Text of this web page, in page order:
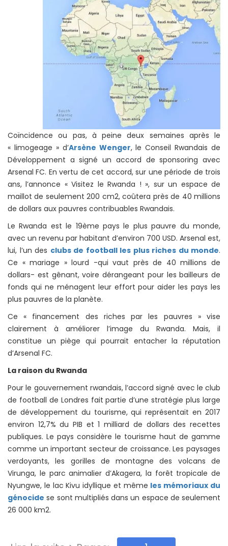
Coïncidence ou pas, à peine deux semaines après le
« limogeage » d’Arsène Wenger, le Conseil Rwandais de
Développement a signé un accord de sponsoring avec
Arsenal FC. En vertu de cet accord, sur une période de trois
ans, l’annonce « Visitez le Rwanda ! », sur un espace de
maillot de seulement 200 cm2, coûtera près de 40 millions
de dollars aux pauvres contribuables Rwandais.
Le Rwanda est le 19ème pays le plus pauvre du monde,
avec un revenu par habitant d’environ 700 USD. Arsenal est,
lui, l’un des clubs de football les plus riches du monde.
Ce « mariage » lourd -qui vaut près de 40 millions de
dollars- est gênant, voire dérangeant pour les bailleurs de
fonds qui ne ménagent leur effort pour aider les pays les
plus pauvres de la planète.
Ce « financement des riches par les pauvres » vise
clairement à améliorer l’image du Rwanda. Mais, il
constitue un piège qui pourrait entacher la réputation
d’Arsenal FC.
La raison du Rwanda
Pour le gouvernement rwandais, l’accord signé avec le club
de football de Londres fait partie d’une stratégie plus large
de développement du tourisme, qui représentait en 2017
environ 12,7% du PIB et 1 milliard de dollars des recettes
publiques. Le pays considère le tourisme haut de gamme
comme un important secteur de croissance. Les paysages
verdoyants, les gorilles de montagne des volcans de
Virunga, le parc animalier d’Akagera, la forêt tropicale de
Nyungwe, le lac Kivu idyllique et même les mémoriaux du
génocide se sont multipliés dans un espace de seulement
26 000 km2.